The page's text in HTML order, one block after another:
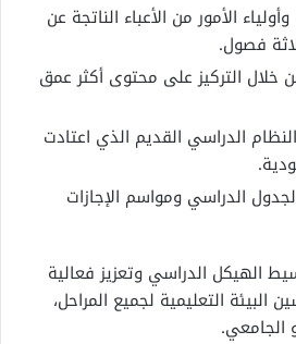
الأمور من الأعباء الناتجة عن
فصول.
خلال التركيز على محتوى أكثر عمق
الدراسي القديم الذي اعتادت
الدراسي ومواسم الإجازات
الهيكل الدراسي وتعزيز فعالية
البيئة التعليمية لجميع المراحل،
الجامعي.